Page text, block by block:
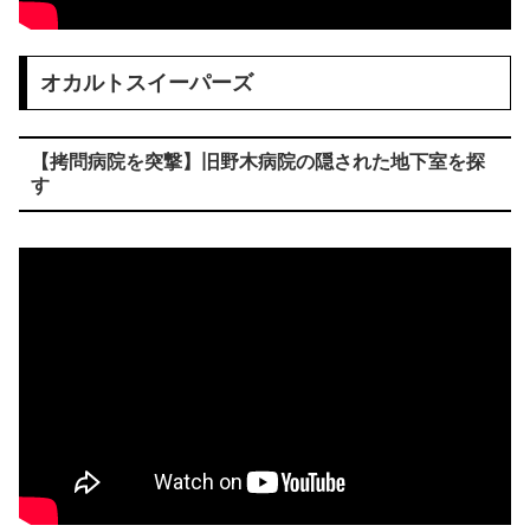
オカルトスイーパーズ
【拷問病院を突撃】旧野木病院の隠された地下室を探
す